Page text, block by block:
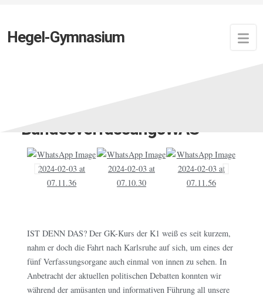
Hegel-Gymnasium
BundesverfassungsWAS
IST DENN DAS? Der GK-Kurs der K1 weiß es seit kurzem,
nahm er doch die Fahrt nach Karlsruhe auf sich, um eines der
fünf Verfassungsorgane auch einmal von innen zu sehen. In
Anbetracht der aktuellen politischen Debatten konnten wir
während der amüsanten und informativen Führung all unsere